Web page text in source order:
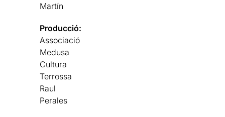
Martín
Producció:
Associació
Medusa
Cultura
Terrossa
Raul
Perales